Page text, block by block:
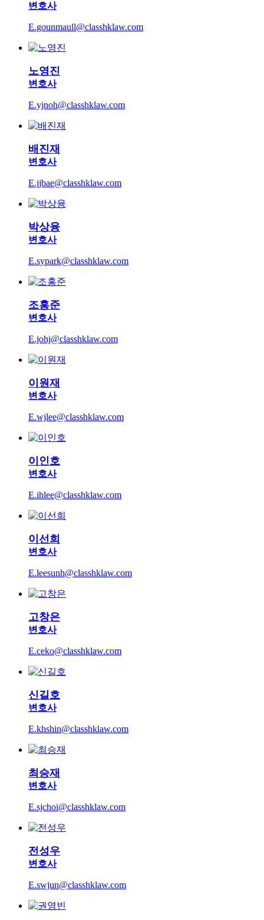
변호사
E.gounmaull@classhklaw.com
노영진
변호사
E.yjnoh@classhklaw.com
배진재
변호사
E.jjbae@classhklaw.com
박상융
변호사
E.sypark@classhklaw.com
조홍준
변호사
E.johj@classhklaw.com
이원재
변호사
E.wjlee@classhklaw.com
이인호
변호사
E.ihlee@classhklaw.com
이선희
변호사
E.leesunh@classhklaw.com
고창은
변호사
E.ceko@classhklaw.com
신길호
변호사
E.khshin@classhklaw.com
최승재
변호사
E.sjchoi@classhklaw.com
전성우
변호사
E.swjun@classhklaw.com